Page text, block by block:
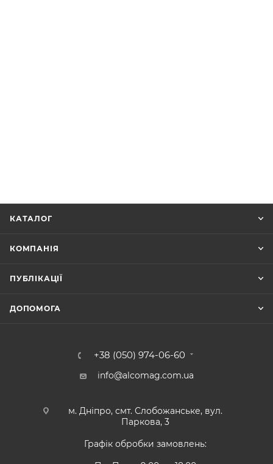
КАТАЛОГ
КОМПАНІЯ
ПУБЛІКАЦІЇ
ДОПОМОГА
+38 (050) 974-06-60
info@alcomag.com.ua
м. Дніпро, смт. Слобожанське, вул.
Паркова, 3
Графік обробки замовлень: